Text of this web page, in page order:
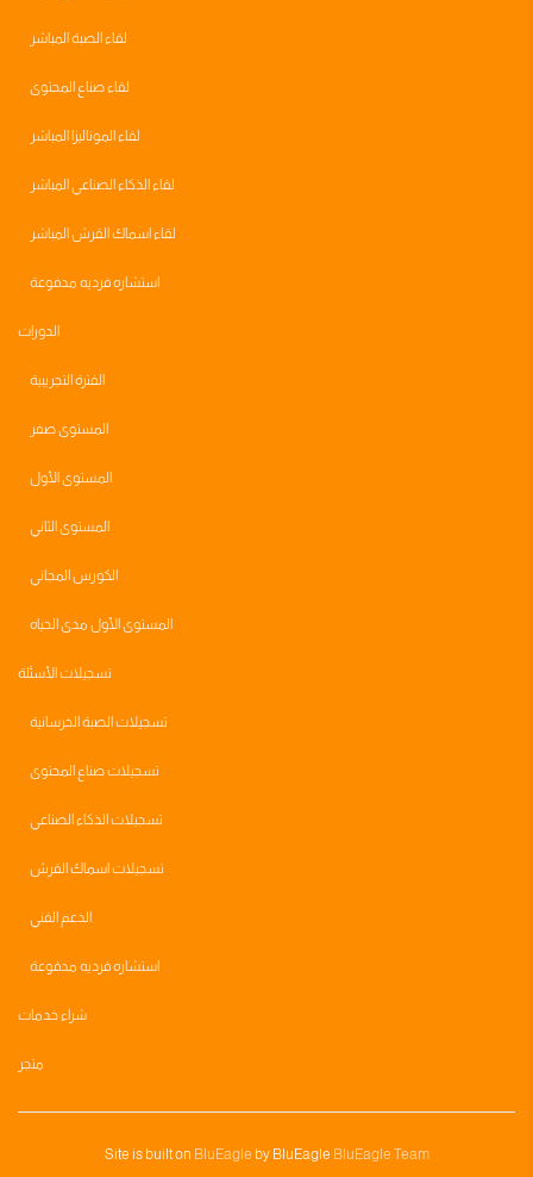
لقاء الصبة المباشر
لقاء صناع المحتوى
لقاء الموناليزا المباشر
لقاء الذكاء الصناعي المباشر
لقاء اسماك القرش المباشر
استشاره فرديه مدفوعة
الدورات
الفترة التجريبية
المستوى صفر
المستوى الأول
المستوى الثاني
الكورس المجاني
المستوى الأول مدى الحياه
تسجيلات الأسئلة
تسجيلات الصبة الخرسانية
تسجيلات صناع المحتوى
تسجيلات الذكاء الصناعي
تسجيلات اسماك القرش
الدعم الفني
استشاره فرديه مدفوعة
شراء خدمات
متجر
Site is built on BluEagle by BluEagle BluEagle Team